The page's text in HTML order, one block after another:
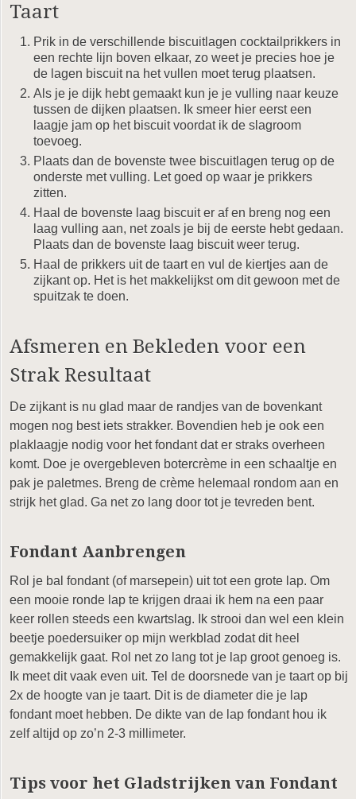
Taart
Prik in de verschillende biscuitlagen cocktailprikkers in
een rechte lijn boven elkaar, zo weet je precies hoe je
de lagen biscuit na het vullen moet terug plaatsen.
Als je je dijk hebt gemaakt kun je je vulling naar keuze
tussen de dijken plaatsen. Ik smeer hier eerst een
laagje jam op het biscuit voordat ik de slagroom
toevoeg.
Plaats dan de bovenste twee biscuitlagen terug op de
onderste met vulling. Let goed op waar je prikkers
zitten.
Haal de bovenste laag biscuit er af en breng nog een
laag vulling aan, net zoals je bij de eerste hebt gedaan.
Plaats dan de bovenste laag biscuit weer terug.
Haal de prikkers uit de taart en vul de kiertjes aan de
zijkant op. Het is het makkelijkst om dit gewoon met de
spuitzak te doen.
Afsmeren en Bekleden voor een
Strak Resultaat
De zijkant is nu glad maar de randjes van de bovenkant
mogen nog best iets strakker. Bovendien heb je ook een
plaklaagje nodig voor het fondant dat er straks overheen
komt. Doe je overgebleven botercrème in een schaaltje en
pak je paletmes. Breng de crème helemaal rondom aan en
strijk het glad. Ga net zo lang door tot je tevreden bent.
Fondant Aanbrengen
Rol je bal fondant (of marsepein) uit tot een grote lap. Om
een mooie ronde lap te krijgen draai ik hem na een paar
keer rollen steeds een kwartslag. Ik strooi dan wel een klein
beetje poedersuiker op mijn werkblad zodat dit heel
gemakkelijk gaat. Rol net zo lang tot je lap groot genoeg is.
Ik meet dit vaak even uit. Tel de doorsnede van je taart op bij
2x de hoogte van je taart. Dit is de diameter die je lap
fondant moet hebben. De dikte van de lap fondant hou ik
zelf altijd op zo’n 2-3 millimeter.
Tips voor het Gladstrijken van Fondant